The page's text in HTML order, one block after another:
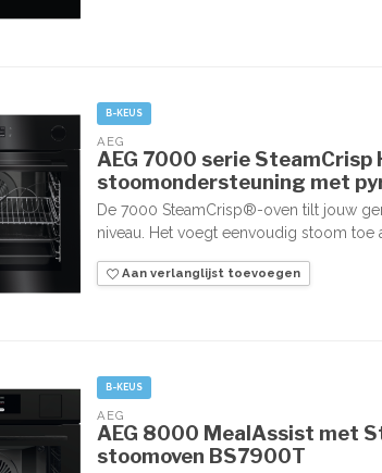
B-KEUS
AEG
AEG 7000 serie
stoomondersteuning met
De 7000 SteamCrisp®-oven tilt jouw
niveau. Het voegt eenvoudig stoom
Aan verlanglijst toevoegen
B-KEUS
AEG
AEG 8000 MealAssist met
stoomoven BS7900T